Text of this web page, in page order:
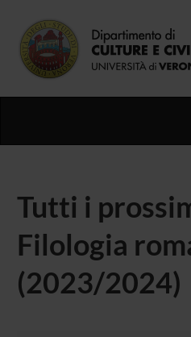
Tutti i
Filologia
(2023/2024)